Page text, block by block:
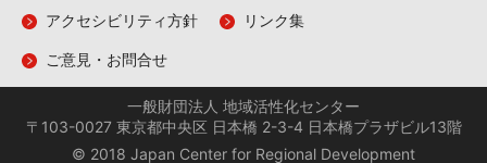
アクセシビリティ方針 リンク集
ご意見・お問合せ
一般財団法人 地域活性化センター
〒103-0027 東京都中央区 日本橋 2-3-4 日本橋プラザビル13階
© 2018 Japan Center for Regional Development